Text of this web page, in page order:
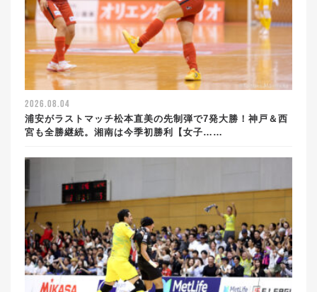
2026.08.04
浦安がラストマッチ松本直美の先制弾で7発大勝！神戸＆西
宮も全勝継続。湘南は今季初勝利【女子……